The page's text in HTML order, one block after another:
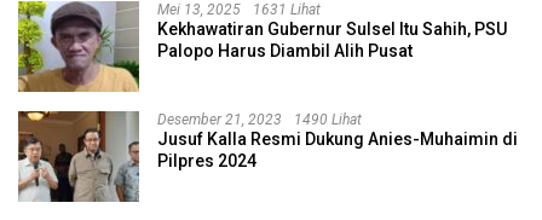
Mei 13, 2025 1631 Lihat
Kekhawatiran Gubernur Sulsel Itu Sahih, PSU
Palopo Harus Diambil Alih Pusat
Desember 21, 2023 1490 Lihat
Jusuf Kalla Resmi Dukung Anies-Muhaimin di
Pilpres 2024